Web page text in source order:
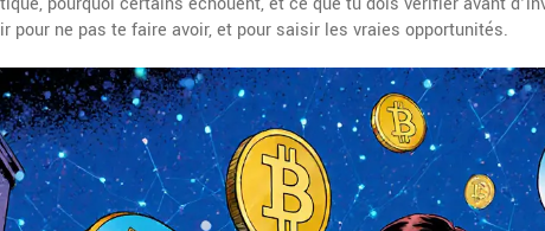
pour ne pas te faire avoir, et pour saisir les vraies opportunités.